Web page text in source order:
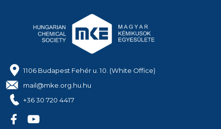
1106 Budapest Fehér u. 10. (White Office)
mail@mke.org.hu.hu
+36 30 720 4417